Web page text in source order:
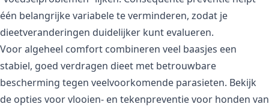
één belangrijke variabele te verminderen, zodat je
dieetveranderingen duidelijker kunt evalueren.
Voor algeheel comfort combineren veel baasjes een
stabiel, goed verdragen dieet met betrouwbare
bescherming tegen veelvoorkomende parasieten. Bekijk
de opties voor vlooien- en tekenpreventie voor honden van